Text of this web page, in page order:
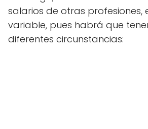
salarios de otras profesiones,
variable, pues habrá que
diferentes circunstancias: